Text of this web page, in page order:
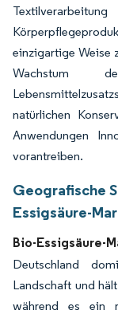
einzigartige Weise
Wachstum
natürlichen
Anwendungen
vorantreiben.
Geografische
Essigsäure-
Bio-Essigsäure-
Deutschland
Landschaft und
während es ein